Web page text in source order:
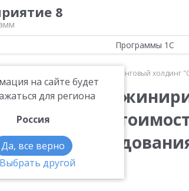
8
на сайте будет
для региона
Россия
Да, все верно
Выбрать другой
Программы 1С
Производственно-инжиниринговый холдинг
8"